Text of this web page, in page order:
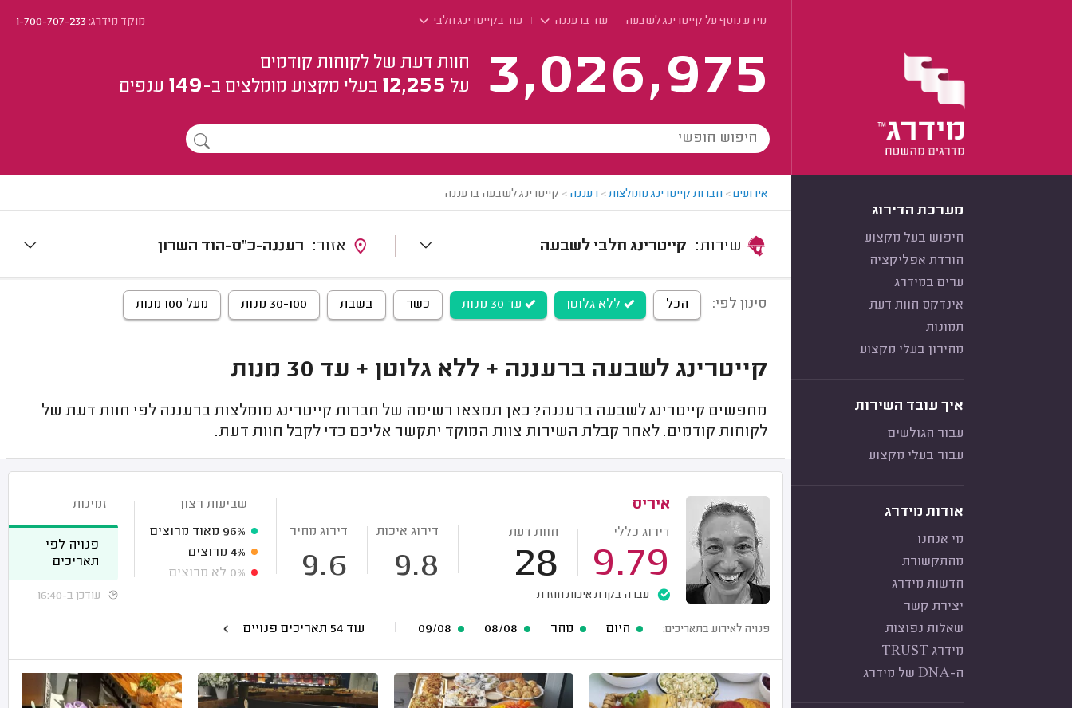
מידע נוסף על קייטרינג לשבעה עוד ברעננה עוד בקייטרינג חלבי מוקד מידרג:1-700-707-233
3,026,975
חוות דעת של לקוחות קודמים
על 12,255 בעלי מקצוע מומלצים ב-149 ענפים
מערכת הדירוג
חיפוש בעל מקצוע
הורדת אפליקציה
ערים במידרג
אינדקס חוות דעת
תמונות
מחירון בעלי מקצוע
איך עובד השירות
עבור הגולשים
עבור בעלי מקצוע
אודות מידרג
מי אנחנו
מהתקשורת
חדשות מידרג
יצירת קשר
שאלות נפוצות
מידרג TRUST
ה-DNA של מידרג
אירועים> חברות קייטרינג מומלצות> רעננה > קייטרינג לשבעה ברעננה
קייטרינג חלבי לשבעה רעננה-כ"ס-הוד השרון
סינון לפי: הכל ללא גלוטן עד 30 מנות כשר בשבת 30-100 מנות מעל 100 מנות
קייטרינג לשבעה ברעננה + ללא גלוטן + עד 30 מנות
מחפשים קייטרינג לשבעה ברעננה? כאן תמצאו רשימה של חברות קייטרינג מומלצות ברעננה לפי חוות דעת של
לקוחות קודמים. לאחר קבלת השירות צוות המוקד יתקשר אליכם כדי לקבל חוות דעת.
איריס
דירוג כללי
9.79
חוות דעת
28
דירוג איכות
9.8
דירוג מחיר
9.6
עברה בקרת איכות חוזרת
שביעות רצון
96% מאוד מרוצים
4% מרוצים
0% לא מרוצים
זמינות
פנויה לפי
תאריכים
עודכן ב-16:40
פנויה לאירוע בתאריכים: היום מחר עוד 54 תאריכים פנויים